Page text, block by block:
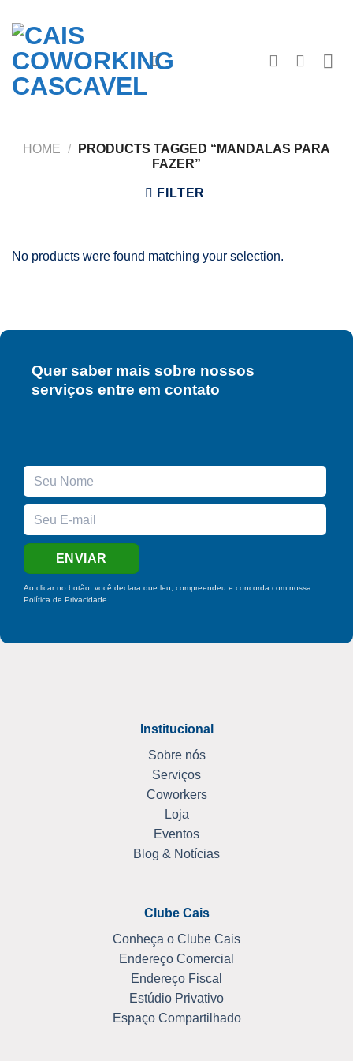
content
HOME /
PRODUCTS TAGGED “MANDALAS PARA
FAZER”
FILTER
No products were found matching your selection.
Quer saber mais sobre nossos
serviços entre em contato
Ao clicar no botão, você declara que leu, compreendeu e concorda com nossa
Política de Privacidade.
Institucional
Sobre nós
Serviços
Coworkers
Loja
Eventos
Blog & Notícias
Clube Cais
Conheça o Clube Cais
Endereço Comercial
Endereço Fiscal
Estúdio Privativo
Espaço Compartilhado